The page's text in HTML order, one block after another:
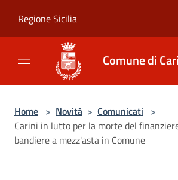
Regione Sicilia
Comune di
Home > Novità > Comunicati >
Carini in lutto per la morte del
bandiere a mezz'asta in Comune